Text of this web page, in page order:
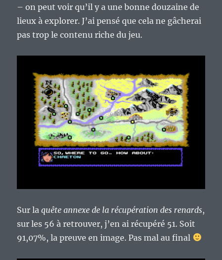
– on peut voir qu’il y a une bonne douzaine de
lieux à explorer. J’ai pensé que cela ne gâcherai
pas trop le contenu riche du jeu.
Sur laquête annexe de la récupération des renards,
sur les 56 à retrouver, j’en ai récupéré 51. Soit
91,07%, la preuve en image. Pas mal au final